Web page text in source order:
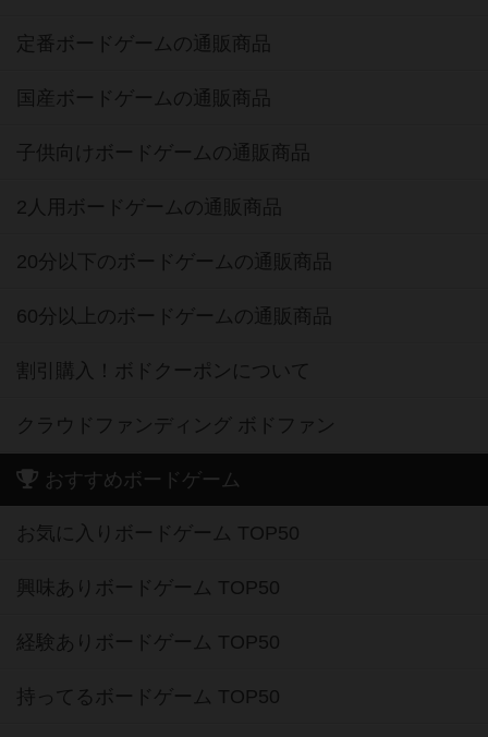
定番ボードゲームの通販商品
国産ボードゲームの通販商品
子供向けボードゲームの通販商品
2人用ボードゲームの通販商品
20分以下のボードゲームの通販商品
60分以上のボードゲームの通販商品
割引購入！ボドクーポンについて
クラウドファンディング ボドファン
おすすめボードゲーム
お気に入りボードゲーム TOP50
興味ありボードゲーム TOP50
経験ありボードゲーム TOP50
持ってるボードゲーム TOP50